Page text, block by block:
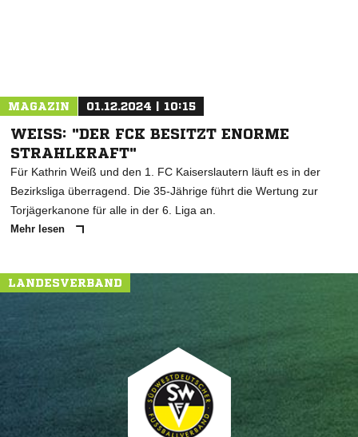
MAGAZIN 01.12.2024 | 10:15
WEISS: "DER FCK BESITZT ENORME S
TRAHLKRAFT"
Für Kathrin Weiß und den 1. FC Kaiserslautern läuft es in der
Bezirksliga überragend. Die 35-Jährige führt die Wertung zur
Torjägerkanone für alle in der 6. Liga an.
Mehr lesen
LANDESVERBAND